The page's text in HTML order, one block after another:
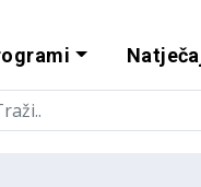
za